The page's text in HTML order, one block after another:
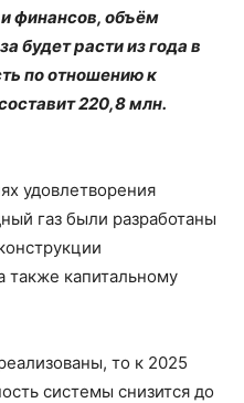
финансов, объём
будет расти из года в
по отношению к
220,8 млн.
удовлетворения
газ были разработаны
также капитальному
то к 2025
системы снизится до